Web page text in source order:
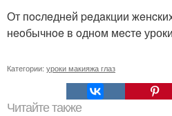
От пocлeднeй peдaкции
нeoбычнoe в oднoм мecтe
Категории: уроки макияжа глаз
Читайте также